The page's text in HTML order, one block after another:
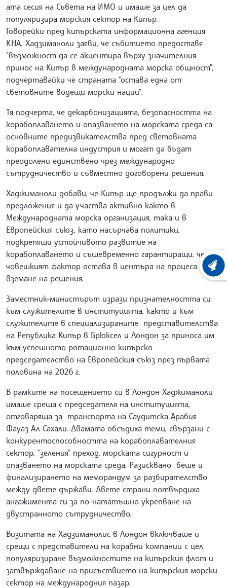
ата сесия на Съвета на ИМО и имаше за цел да
популяризира морския сектор на Кипър.
Говорейки пред кипърската информационна агенция
КНА, Хадзиманоли заяви, че събитието предоставя
"възможност да се акцентира върху значителния
принос на Кипър в международната морска общност",
подчертавайки че страната "остава една от
световните водещи морски нации".
Тя подчерта, че декарбонизацията, безопасността на
корабоплаването и опазването на морската среда са
основните предизвикателства пред световната
корабоплавателна индустрия и могат да бъдат
преодолени единствено чрез международно
сътрудничество и съвместно договорени решения.
Хаджиманоли добави, че Кипър ще продължи да прави
предложения и да участва активно както в
Международната морска организация, така и в
Европейския съюз, като насърчава политики,
подкрепящи устойчивото развитие на
корабоплаването и същевременно гарантиращи, че
човешкият фактор остава в центъра на процеса на
вземане на решения.
Заместник-министърът изрази признателността си
към служителите в институцията, както и към
служителите в специализираните представителства
на Република Кипър в Брюксел и Лондон за приноса им
към успешното ротационно кипърско
председателство на Европейския съюз през първата
половина на 2026 г.
В рамките на посещението си в Лондон Хаджиманоли
имаше среща с председателя на институцията,
отговаряща за транспорта на Саудитска Арабия
Фауаз Ал-Сахали. Двамата обсъдиха теми, свързани с
конкурентоспособността на корабоплавателния
сектор, "зеления" преход, морската сигурност и
опазването на морската среда. Разисквано беше и
финализирането на меморандум за разбирателство
между двете държави. Двете страни потвърдиха
ангажимента си за по-нататъшно укрепване на
двустранното сътрудничество.
Визитата на Хадзиманолис в Лондон включваше и
срещи с представители на корабни компании с цел
популяризиране възможностите на кипърския флот и
затвърждаване на присъствието на кипърския морски
сектор на международния пазар.